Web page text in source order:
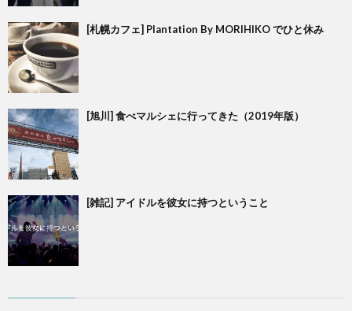
[札幌カフェ] Plantation By MORIHIKO でひと休み
[旭川] 食べマルシェに行ってきた（2019年版）
[雑記] アイドルを彼女に持つということ